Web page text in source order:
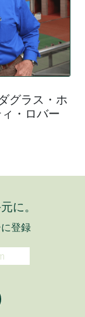
グラス・ホ
・ロバー
に。
登録